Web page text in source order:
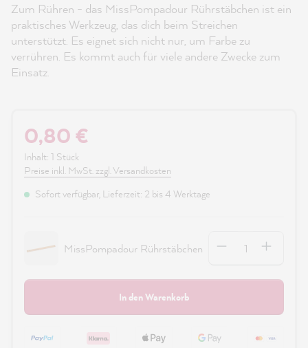
Zum Rühren - das MissPompadour Rührstäbchen ist ein
praktisches Werkzeug, das dich beim Streichen
unterstützt. Es eignet sich nicht nur, um Farbe zu
verrühren. Es kommt auch für viele andere Zwecke zum
Einsatz.
0,80 €
Inhalt: 1 Stück
Preise inkl. MwSt. zzgl. Versandkosten
Sofort verfügbar, Lieferzeit: 2 bis 4 Werktage
MissPompadour Rührstäbchen
In den Warenkorb